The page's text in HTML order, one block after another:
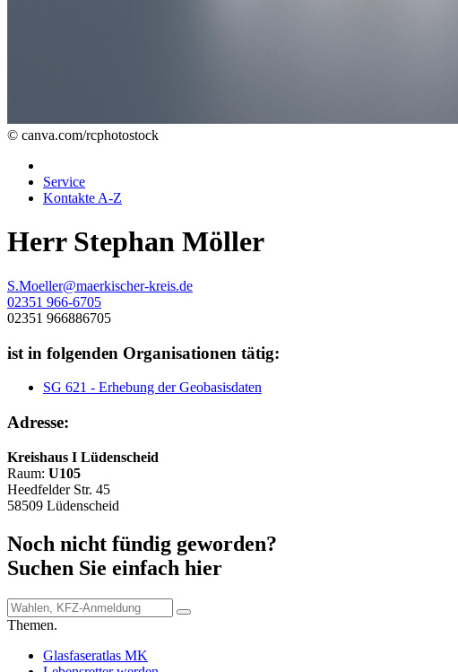
© canva.com/rcphotostock
Service
Kontakte A-Z
Herr Stephan Möller
S.Moeller@maerkischer-kreis.de
02351 966-6705
02351 966886705
ist in folgenden Organisationen tätig:
SG 621 - Erhebung der Geobasisdaten
Adresse:
Kreishaus I Lüdenscheid
Raum: U105
Heedfelder Str. 45
58509 Lüdenscheid
Noch nicht fündig geworden?
Suchen Sie einfach hier
Themen.
Glasfaseratlas MK